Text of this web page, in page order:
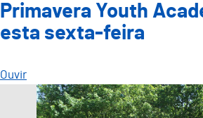
Primavera Youth
esta sexta-feira
Ouvir